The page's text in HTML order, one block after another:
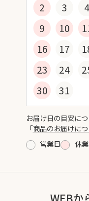
2
3 4
9
10
16
17
23
24
30
31
お届け日の目安に
「商品のお届けに
営業日
休
WEBか